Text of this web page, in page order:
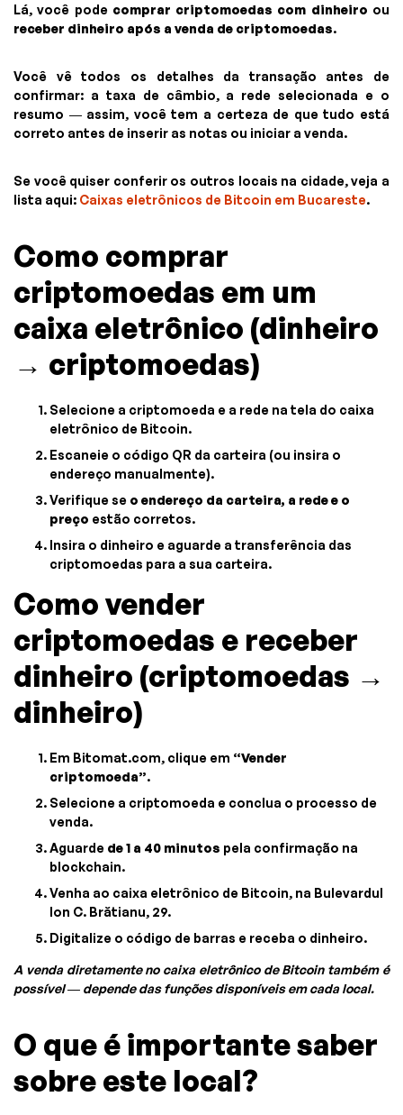
Lá, você pode comprar criptomoedas com dinheiro ou
receber dinheiro após a venda de criptomoedas.
Você vê todos os detalhes da transação antes de
confirmar: a taxa de câmbio, a rede selecionada e o
resumo — assim, você tem a certeza de que tudo está
correto antes de inserir as notas ou iniciar a venda.
Se você quiser conferir os outros locais na cidade, veja a
lista aqui: Caixas eletrônicos de Bitcoin em Bucareste.
Como comprar
criptomoedas em um
caixa eletrônico (dinheiro
→ criptomoedas)
Selecione a criptomoeda e a rede na tela do caixa
eletrônico de Bitcoin.
Escaneie o código QR da carteira (ou insira o
endereço manualmente).
Verifique se o endereço da carteira, a rede e o
preço estão corretos.
Insira o dinheiro e aguarde a transferência das
criptomoedas para a sua carteira.
Como vender
criptomoedas e receber
dinheiro (criptomoedas →
dinheiro)
Em Bitomat.com, clique em “Vender
criptomoeda”.
Selecione a criptomoeda e conclua o processo de
venda.
Aguarde de 1 a 40 minutos pela confirmação na
blockchain.
Venha ao caixa eletrônico de Bitcoin, na Bulevardul
Ion C. Brătianu, 29.
Digitalize o código de barras e receba o dinheiro.
A venda diretamente no caixa eletrônico de Bitcoin também é
possível — depende das funções disponíveis em cada local.
O que é importante saber
sobre este local?